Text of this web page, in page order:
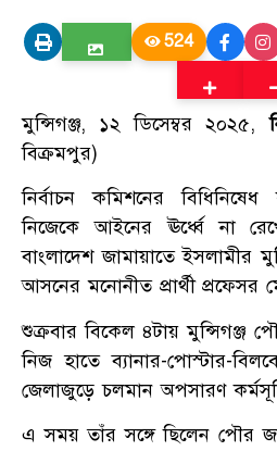
524
মুন্সিগঞ্জ, ১২ ডিসেম্বর ২০২৫,
বিক্রমপুর)
নির্বাচন কমিশনের
নিজেকে আইনের ঊর্ধ্বে না
বাংলাদেশ জামায়াতে ইসলামীর
আসনের মনোনীত প্রার্থী
শুক্রবার বিকেল ৪টায় মুন্সিগঞ্জ
নিজ হাতে ব্যানার-পোস্টার-
জেলাজুড়ে চলমান অপসারণ
এ সময় তাঁর সঙ্গে ছিলেন পৌর